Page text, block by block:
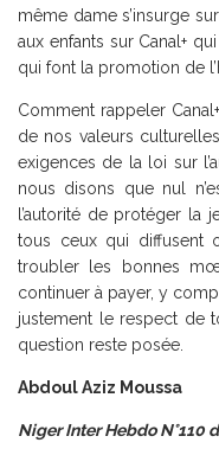
même dame s’insurge
aux enfants sur Canal+
qui font la promotion de
Comment rappeler
de nos valeurs
exigences de la loi sur
nous disons que nul
l’autorité de protéger la
tous ceux qui diffusent
troubler les bonnes
continuer à payer, y
justement le respect de
question reste posée.
Abdoul Aziz Moussa
Niger Inter Hebdo N°110